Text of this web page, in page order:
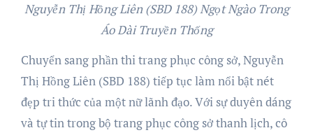
Nguyễn Thị Hồng Liên (SBD 188) Ngọt Ngào Trong
Áo Dài Truyền Thống
Chuyển sang phần thi trang phục công sở, Nguyễn
Thị Hồng Liên (SBD 188) tiếp tục làm nổi bật nét
đẹp tri thức của một nữ lãnh đạo. Với sự duyên dáng
và tự tin trong bộ trang phục công sở thanh lịch, cô